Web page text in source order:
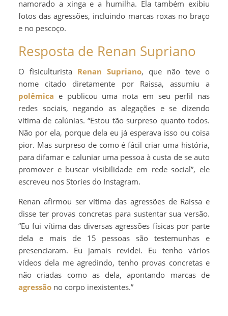
namorado a xinga e a humilha. Ela também exibiu
fotos das agressões, incluindo marcas roxas no braço
e no pescoço.
Resposta de Renan Supriano
O fisiculturista Renan Supriano, que não teve o
nome citado diretamente por Raissa, assumiu a
polêmica e publicou uma nota em seu perfil nas
redes sociais, negando as alegações e se dizendo
vítima de calúnias. “Estou tão surpreso quanto todos.
Não por ela, porque dela eu já esperava isso ou coisa
pior. Mas surpreso de como é fácil criar uma história,
para difamar e caluniar uma pessoa à custa de se auto
promover e buscar visibilidade em rede social”, ele
escreveu nos Stories do Instagram.
Renan afirmou ser vítima das agressões de Raissa e
disse ter provas concretas para sustentar sua versão.
“Eu fui vítima das diversas agressões físicas por parte
dela e mais de 15 pessoas são testemunhas e
presenciaram. Eu jamais revidei. Eu tenho vários
vídeos dela me agredindo, tenho provas concretas e
não criadas como as dela, apontando marcas de
agressão no corpo inexistentes.”